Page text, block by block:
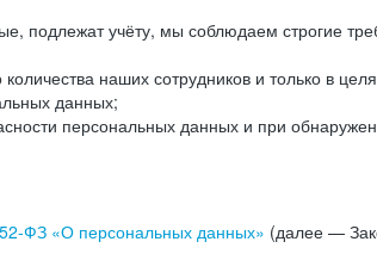
подлежат учёту, мы соблюдаем строгие
наших сотрудников и только в
данных;
персональных данных и при
ФЗ «О персональных данных» (далее —